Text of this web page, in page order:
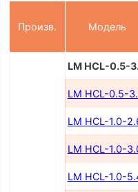
Произв. Модель
LM HCL-0.5-
LM HCL-0.5-
LM HCL-1.0-
LM HCL-1.0-
LM HCL-1.0-